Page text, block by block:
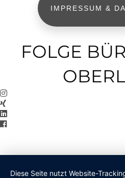
IMPRESSUM &
FOLGE
Diese Seite nutzt Website-